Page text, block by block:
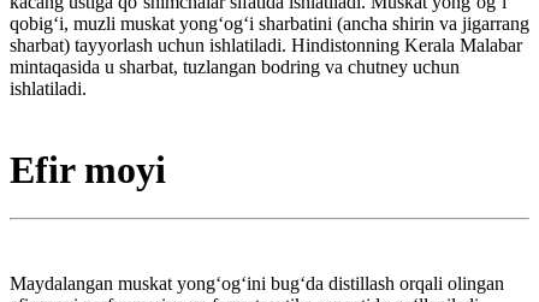
qobigʻi, muzli muskat yongʻogʻi sharbatini (ancha shirin va jigarrang
sharbat) tayyorlash uchun ishlatiladi. Hindistonning Kerala Malabar
mintaqasida u sharbat, tuzlangan bodring va chutney uchun
ishlatiladi.
Efir moyi
Maydalangan muskat yongʻogʻini bugʻda distillash orqali olingan